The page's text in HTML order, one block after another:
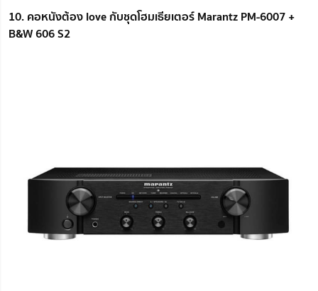
10. คอหนังต้อง love กับชุดโฮมเธียเตอร์ Marantz PM-6007 +
B&W 606 S2